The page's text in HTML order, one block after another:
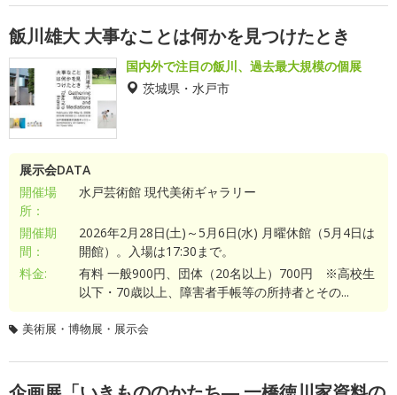
飯川雄大 大事なことは何かを見つけたとき
国内外で注目の飯川、過去最大規模の個展
茨城県・水戸市
展示会DATA
開催場
所：
水戸芸術館 現代美術ギャラリー
開催期
間：
2026年2月28日(土)～5月6日(水) 月曜休館（5月4日は
開館）。入場は17:30まで。
料金:
有料 一般900円、団体（20名以上）700円 ※高校生
以下・70歳以上、障害者手帳等の所持者とその...
美術展・博物展・展示会